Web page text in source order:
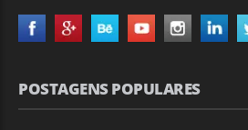
POSTAGENS POPULARES